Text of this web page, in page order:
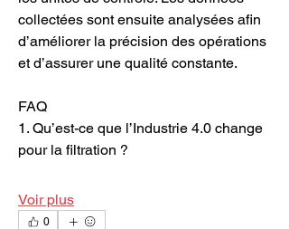
collectées sont ensuite analysées afin
d’améliorer la précision des opérations
et d’assurer une qualité constante.
FAQ
1. Qu’est-ce que l’Industrie 4.0 change
pour la filtration ?
Voir plus
0